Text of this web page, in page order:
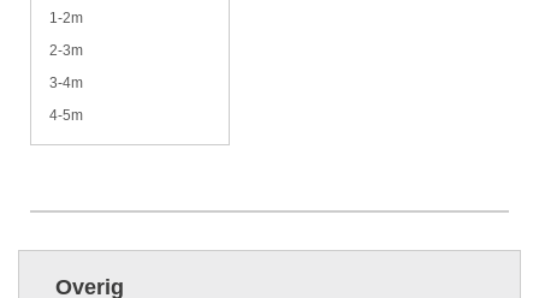
1-2m
2-3m
3-4m
4-5m
Overig